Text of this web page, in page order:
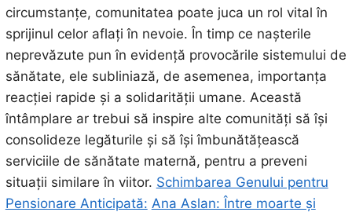
circumstanțe, comunitatea poate juca un rol vital în
sprijinul celor aflați în nevoie. În timp ce nașterile
neprevăzute pun în evidență provocările sistemului de
sănătate, ele subliniază, de asemenea, importanța
reacției rapide și a solidarității umane. Această
întâmplare ar trebui să inspire alte comunități să își
consolideze legăturile și să își îmbunătățească
serviciile de sănătate maternă, pentru a preveni
situații similare în viitor. Schimbarea Genului pentru
Pensionare Anticipată: Ana Aslan: Între moarte și